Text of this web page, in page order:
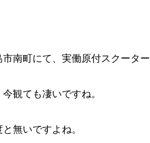
市南町にて、実働原付スクータ
観ても凄いですね。
無いですよね。